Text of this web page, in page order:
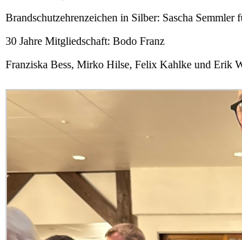
Brandschutzehrenzeichen in Silber: Sascha Semmler
30 Jahre Mitgliedschaft: Bodo Franz
Franziska Bess, Mirko Hilse, Felix Kahlke und Erik